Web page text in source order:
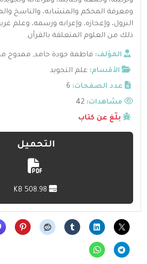
ومعرفة المحكم والمتشابه، والناسخ
النزول، وإعجازه، وإعرابه ورسمه، وعلم
ذلك من العلوم المتعلقة بالقرآن.
المؤلف: فاطمة جودة حامد, ممدوح
الأقسام: علم التجويد
عدد الصفحات: 6
مشاهدات:
بلّغ عن كتاب
التحميل